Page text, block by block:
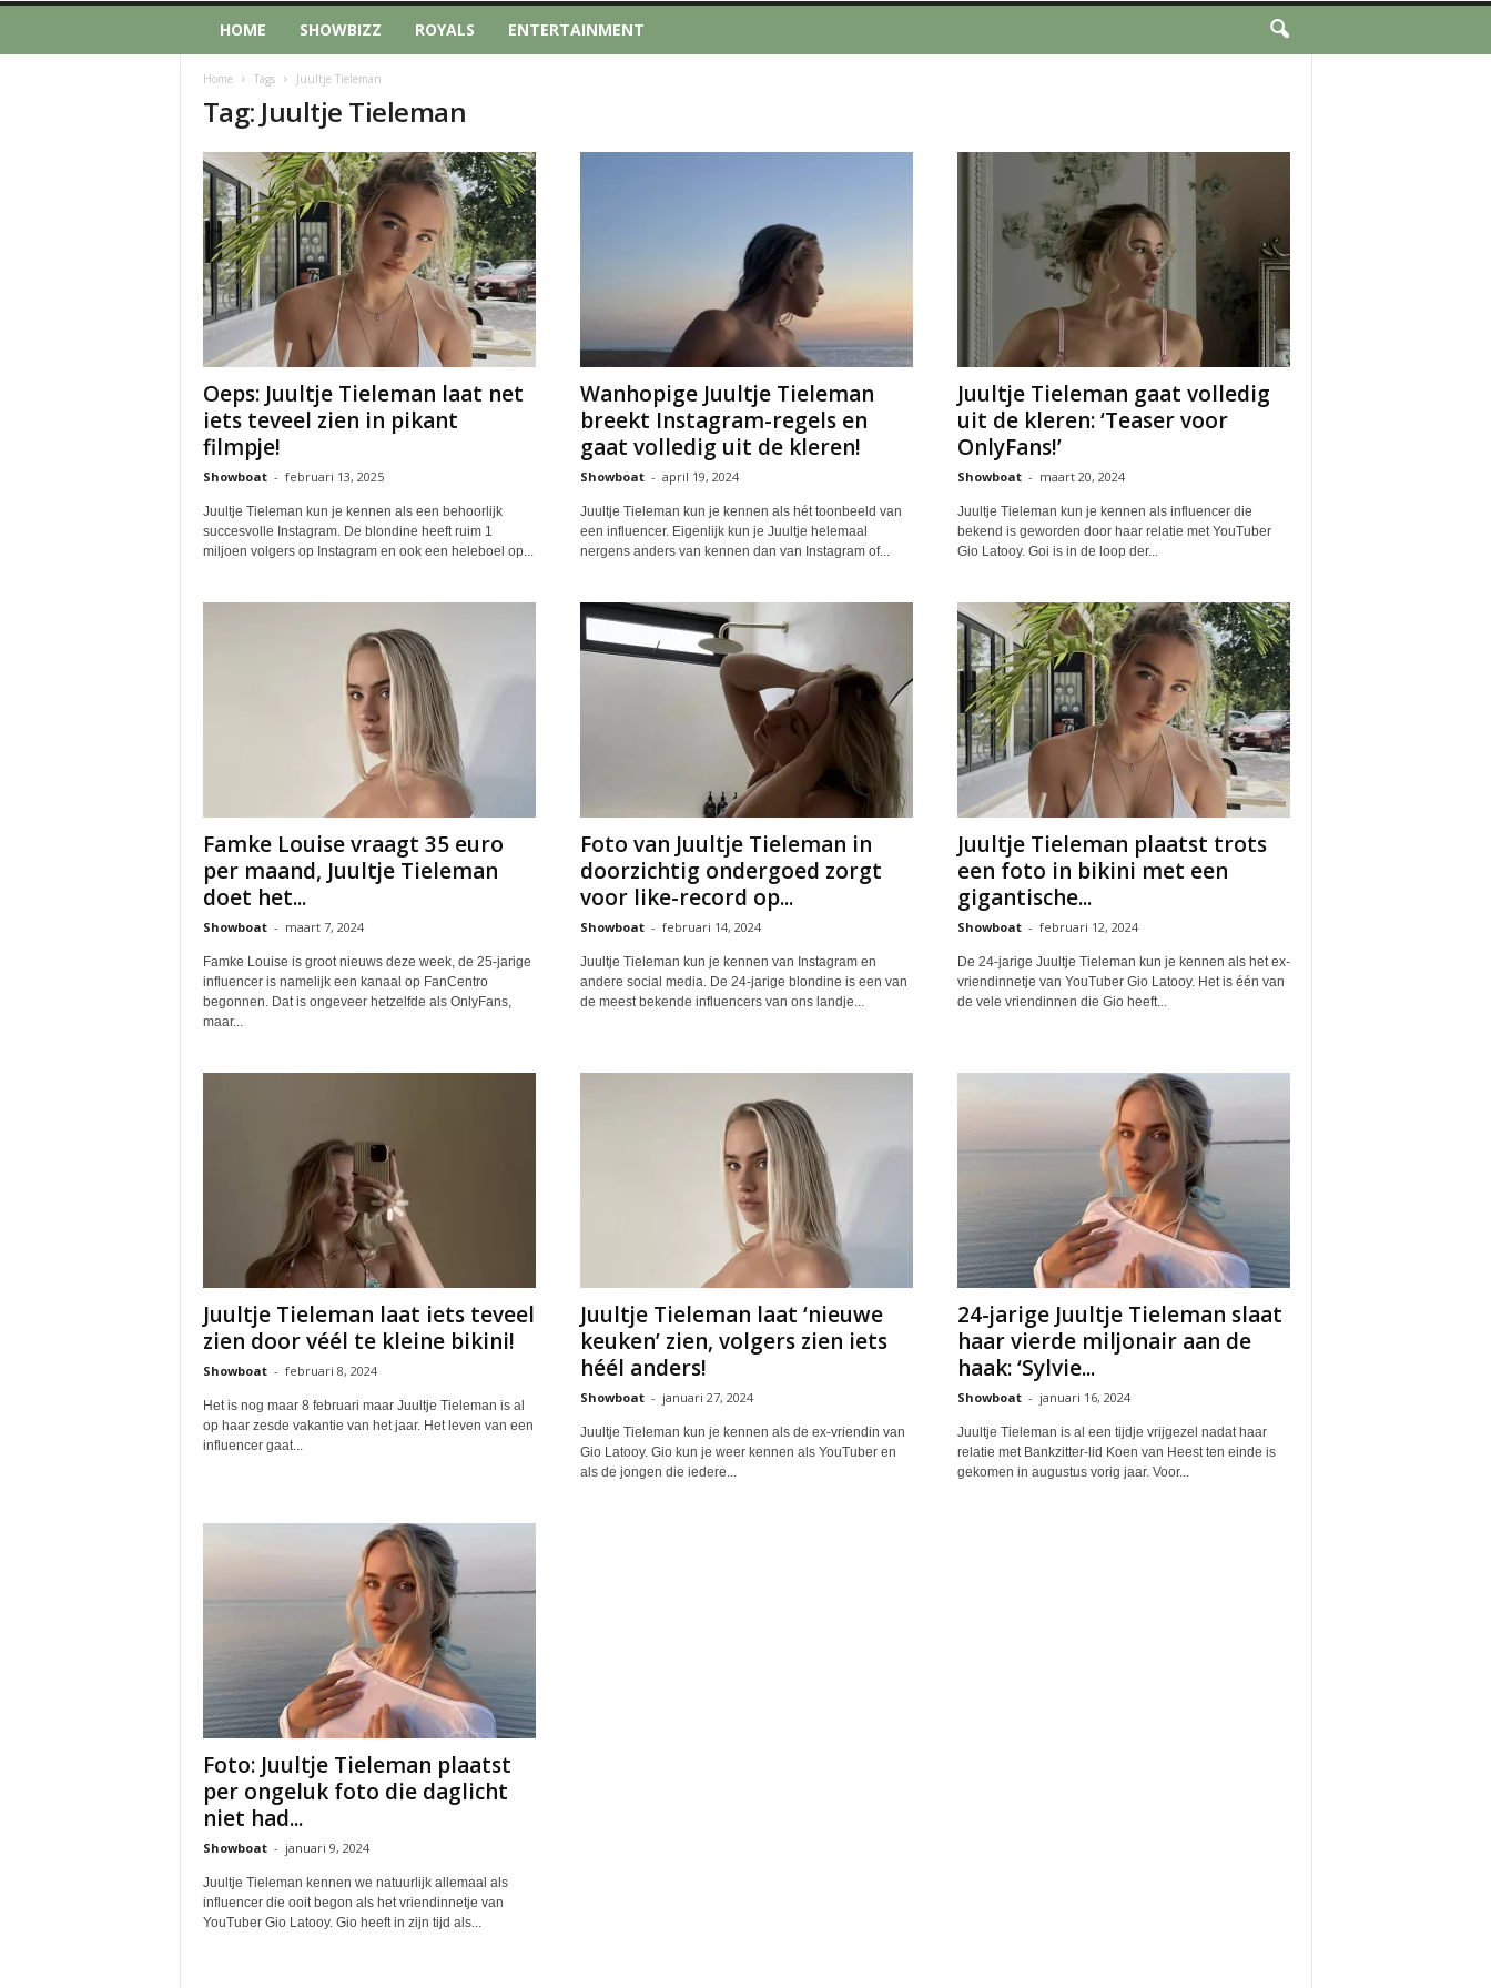
HOME SHOWBIZZ ROYALS ENTERTAINMENT
Home Tags Juultje Tieleman
Tag: Juultje Tieleman
Oeps: Juultje Tieleman laat net
iets teveel zien in pikant
filmpje!
Showboat - februari 13, 2025
Juultje Tieleman kun je kennen als een behoorlijk
succesvolle Instagram. De blondine heeft ruim 1
miljoen volgers op Instagram en ook een heleboel op...
Wanhopige Juultje Tieleman
breekt Instagram-regels en
gaat volledig uit de kleren!
Showboat - april 19, 2024
Juultje Tieleman kun je kennen als hét toonbeeld van
een influencer. Eigenlijk kun je Juultje helemaal
nergens anders van kennen dan van Instagram of...
Juultje Tieleman gaat volledig
uit de kleren: ‘Teaser voor
OnlyFans!’
Showboat - maart 20, 2024
Juultje Tieleman kun je kennen als influencer die
bekend is geworden door haar relatie met YouTuber
Gio Latooy. Goi is in de loop der...
Famke Louise vraagt 35 euro
per maand, Juultje Tieleman
doet het...
Showboat - maart 7, 2024
Famke Louise is groot nieuws deze week, de 25-jarige
influencer is namelijk een kanaal op FanCentro
begonnen. Dat is ongeveer hetzelfde als OnlyFans,
maar...
Foto van Juultje Tieleman in
doorzichtig ondergoed zorgt
voor like-record op...
Showboat - februari 14, 2024
Juultje Tieleman kun je kennen van Instagram en
andere social media. De 24-jarige blondine is een van
de meest bekende influencers van ons landje...
Juultje Tieleman plaatst trots
een foto in bikini met een
gigantische...
Showboat - februari 12, 2024
De 24-jarige Juultje Tieleman kun je kennen als het ex-
vriendinnetje van YouTuber Gio Latooy. Het is één van
de vele vriendinnen die Gio heeft...
Juultje Tieleman laat iets teveel
zien door véél te kleine bikini!
Showboat - februari 8, 2024
Het is nog maar 8 februari maar Juultje Tieleman is al
op haar zesde vakantie van het jaar. Het leven van een
influencer gaat...
Juultje Tieleman laat ‘nieuwe
keuken’ zien, volgers zien iets
héél anders!
Showboat - januari 27, 2024
Juultje Tieleman kun je kennen als de ex-vriendin van
Gio Latooy. Gio kun je weer kennen als YouTuber en
als de jongen die iedere...
24-jarige Juultje Tieleman slaat
haar vierde miljonair aan de
haak: ‘Sylvie...
Showboat - januari 16, 2024
Juultje Tieleman is al een tijdje vrijgezel nadat haar
relatie met Bankzitter-lid Koen van Heest ten einde is
gekomen in augustus vorig jaar. Voor...
Foto: Juultje Tieleman plaatst
per ongeluk foto die daglicht
niet had...
Showboat - januari 9, 2024
Juultje Tieleman kennen we natuurlijk allemaal als
influencer die ooit begon als het vriendinnetje van
YouTuber Gio Latooy. Gio heeft in zijn tijd als...